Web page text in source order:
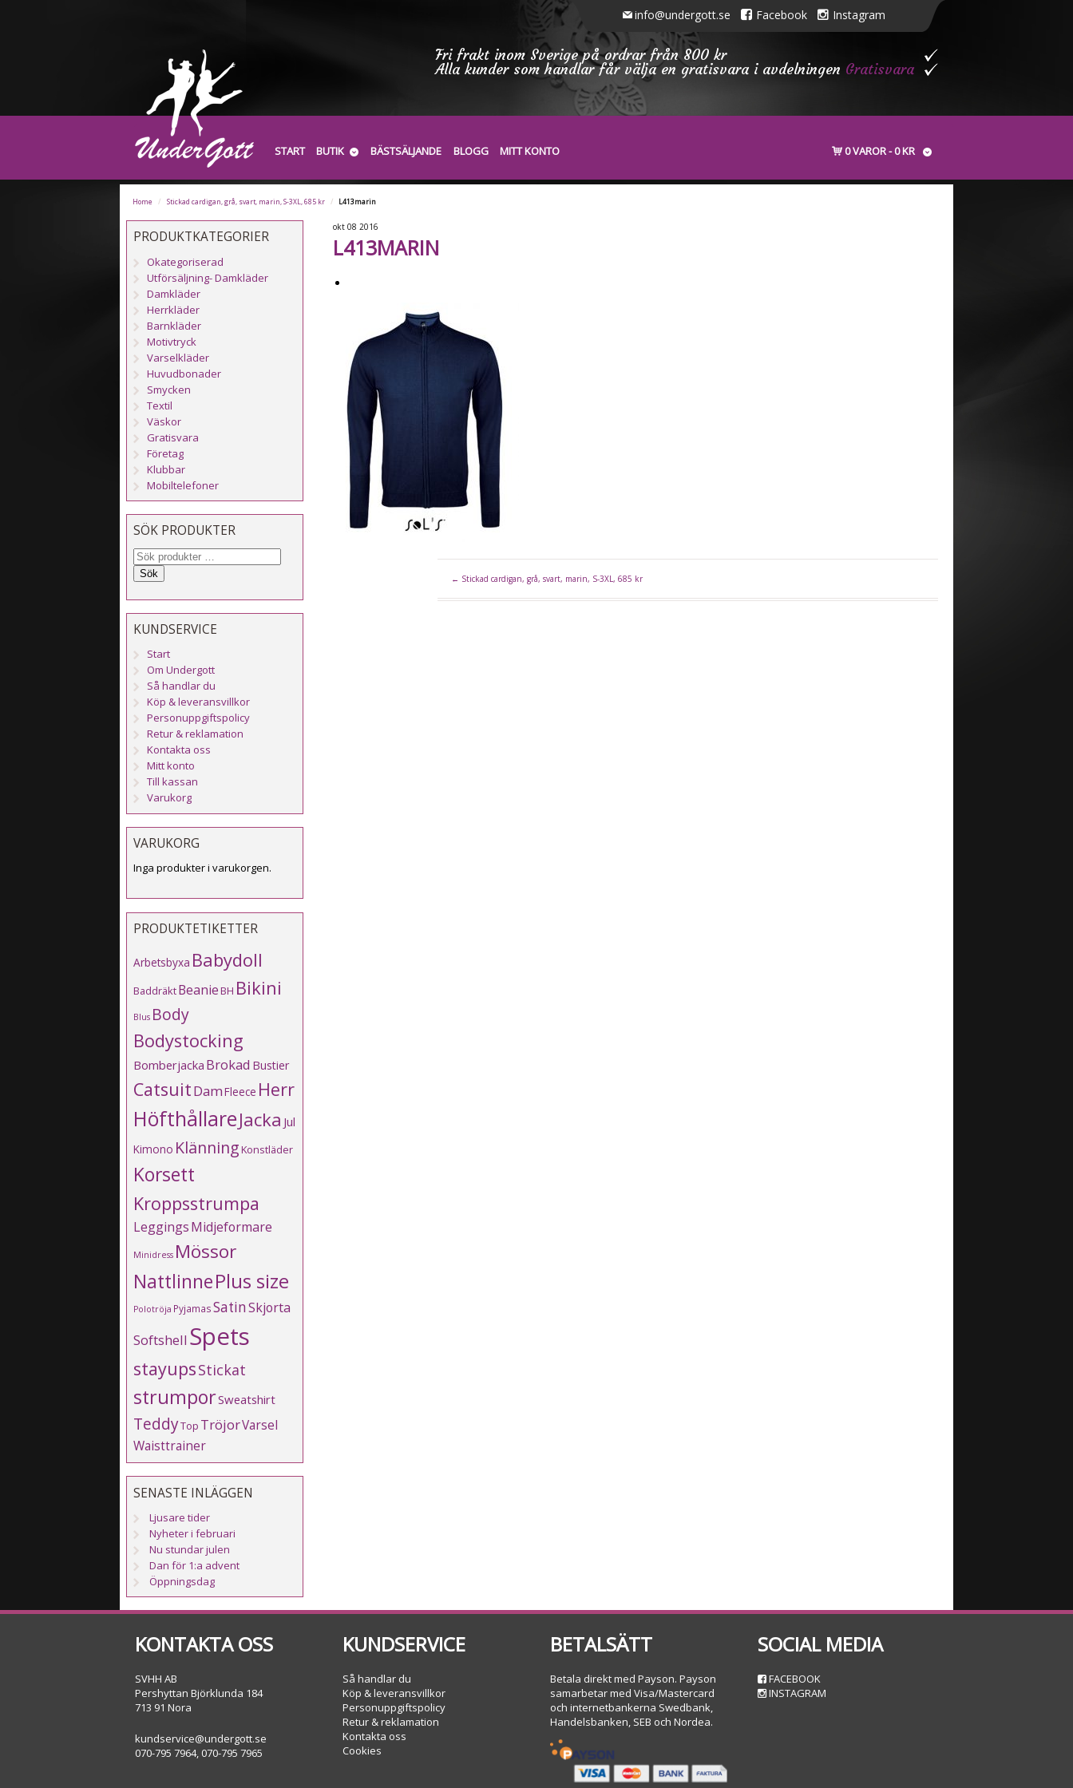
info@undergott.se Facebook Instagram
Fri frakt inom Sverige på ordrar från 800 kr
Alla kunder som handlar får välja en gratisvara i avdelningen Gratisvara
START BUTIK BÄSTSÄLJANDE BLOGG MITT KONTO 0 VAROR 0 KR
Home / Stickad cardigan, grå, svart, marin, S-3XL, 685 kr / L413marin
okt 08 2016
L413MARIN
← Stickad cardigan, grå, svart, marin, S-3XL, 685 kr
PRODUKTKATEGORIER
Okategoriserad
Utförsäljning- Damkläder
Damkläder
Herrkläder
Barnkläder
Motivtryck
Varselkläder
Huvudbonader
Smycken
Textil
Väskor
Gratisvara
Företag
Klubbar
Mobiltelefoner
SÖK PRODUKTER
Sök
KUNDSERVICE
Start
Om Undergott
Så handlar du
Köp & leveransvillkor
Personuppgiftspolicy
Retur & reklamation
Kontakta oss
Mitt konto
Till kassan
Varukorg
VARUKORG
Inga produkter i varukorgen.
PRODUKTETIKETTER
Arbetsbyxa Babydoll
BaddräktBeanieBH Bikini
Blus Body
Bodystocking
Bomberjacka Brokad Bustier
CatsuitDamFleece Herr
HöfthållareJacka Jul
Kimono KlänningKonstläder
Korsett
Kroppsstrumpa
LeggingsMidjeformare
Minidress Mössor
NattlinnePlus size
Polotröja PyjamasSatinSkjorta
Softshell Spets
stayupsStickat
strumporSweatshirt
TeddyTop TröjorVarsel
Waisttrainer
SENASTE INLÄGGEN
Ljusare tider
Nyheter i februari
Nu stundar julen
Dan för 1:a advent
Öppningsdag
KONTAKTA OSS
SVHH AB
Pershyttan Björklunda 184
713 91 Nora
kundservice@undergott.se
070-795 7964, 070-795 7965
KUNDSERVICE
Så handlar du
Köp & leveransvillkor
Personuppgiftspolicy
Retur & reklamation
Kontakta oss
Cookies
BETALSÄTT
Betala direkt med Payson. Payson
samarbetar med Visa/Mastercard
och internetbankerna Swedbank,
Handelsbanken, SEB och Nordea.
SOCIAL MEDIA
FACEBOOK
INSTAGRAM